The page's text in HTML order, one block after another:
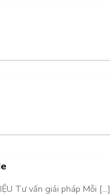
Tư vấn giải pháp Mỗi [...]